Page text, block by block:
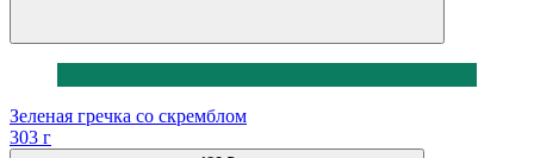
Зеленая гречка со скремблом
303 г